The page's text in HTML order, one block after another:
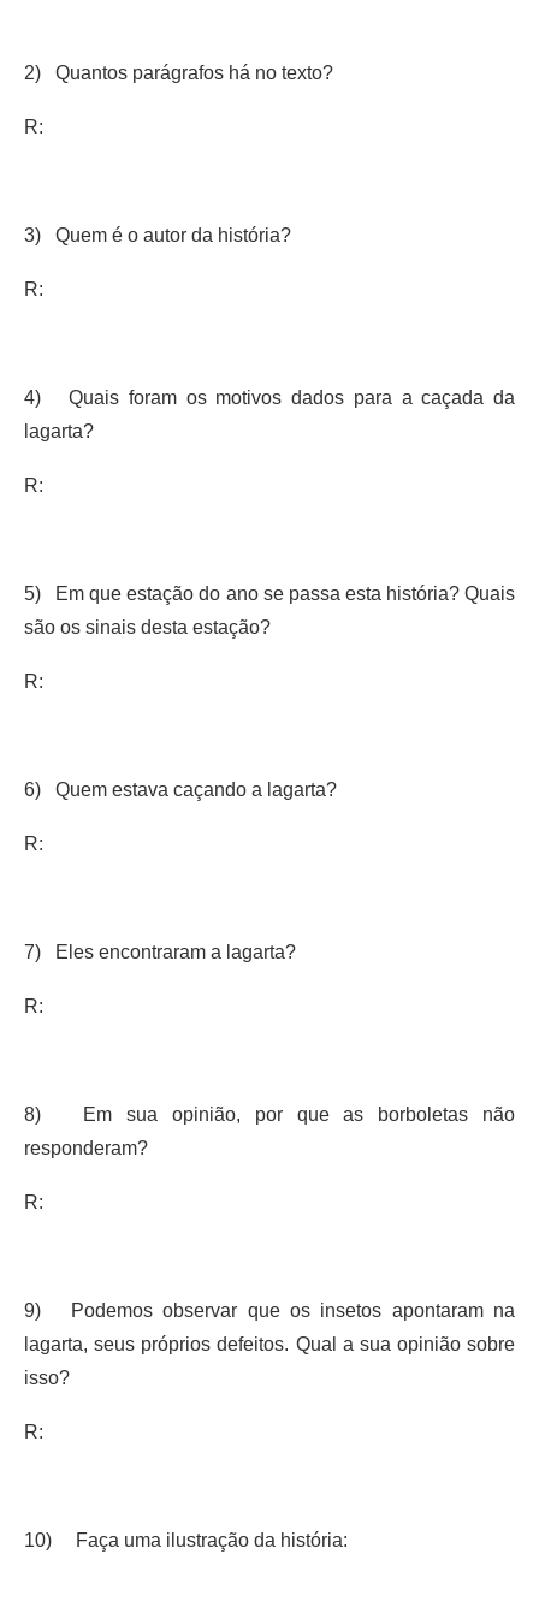
2) Quantos parágrafos há no texto?
R:
3) Quem é o autor da história?
R:
4) Quais foram os motivos dados para a caçada da
lagarta?
R:
5) Em que estação do ano se passa esta história? Quais
são os sinais desta estação?
R:
6) Quem estava caçando a lagarta?
R:
7) Eles encontraram a lagarta?
R:
8) Em sua opinião, por que as borboletas não
responderam?
R:
9) Podemos observar que os insetos apontaram na
lagarta, seus próprios defeitos. Qual a sua opinião sobre
isso?
R:
10) Faça uma ilustração da história: